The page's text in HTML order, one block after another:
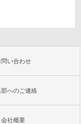
問い合わせ
部へのご連絡
会社概要